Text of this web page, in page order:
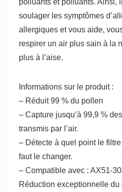
polluants et polluants. Ainsi,
soulager les symptômes
allergiques et vous aide,
respirer un air plus sain à la
plus à l’aise.
Informations sur le produit :
– Réduit 99 % du pollen
– Capture jusqu’à 99,9 %
transmis par l’air.
– Détecte à quel point le
faut le changer.
– Compatible avec : AX51-
Réduction exceptionnelle